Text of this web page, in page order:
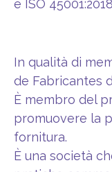
e ISO
In qualità di
de Fabricantes
È membro del
promuovere la
fornitura.
È una società